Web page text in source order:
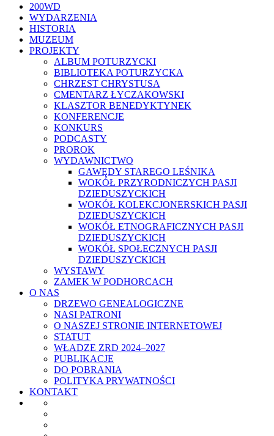
Close
Menu
200WD
WYDARZENIA
HISTORIA
MUZEUM
PROJEKTY
ALBUM POTURZYCKI
BIBLIOTEKA POTURZYCKA
CHRZEST CHRYSTUSA
CMENTARZ ŁYCZAKOWSKI
KLASZTOR BENEDYKTYNEK
KONFERENCJE
KONKURS
PODCASTY
PROROK
WYDAWNICTWO
GAWĘDY STAREGO LEŚNIKA
WOKÓŁ PRZYRODNICZYCH PASJI
DZIEDUSZYCKICH
WOKÓŁ KOLEKCJONERSKICH PASJI
DZIEDUSZYCKICH
WOKÓŁ ETNOGRAFICZNYCH PASJI
DZIEDUSZYCKICH
WOKÓŁ SPOŁECZNYCH PASJI
DZIEDUSZYCKICH
WYSTAWY
ZAMEK W PODHORCACH
O NAS
DRZEWO GENEALOGICZNE
NASI PATRONI
O NASZEJ STRONIE INTERNETOWEJ
STATUT
WŁADZE ZRD 2024–2027
PUBLIKACJE
DO POBRANIA
POLITYKA PRYWATNOŚCI
KONTAKT